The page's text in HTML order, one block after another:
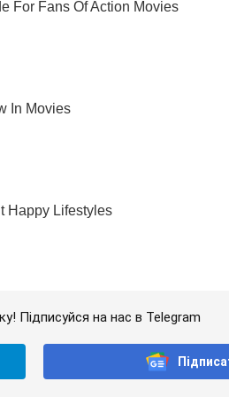
Підписуйся на нас в Telegram